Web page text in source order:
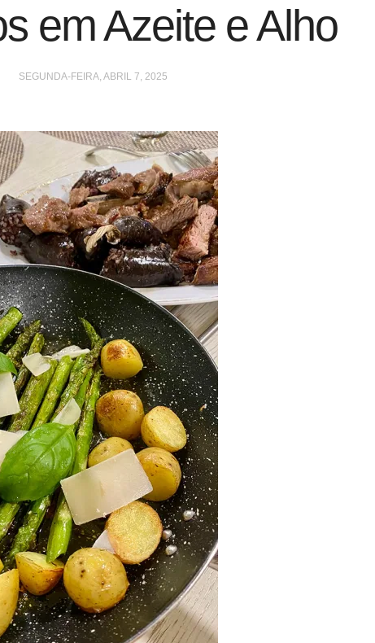
em Azeite e Alho
SEGUNDA-FEIRA, ABRIL 7, 2025